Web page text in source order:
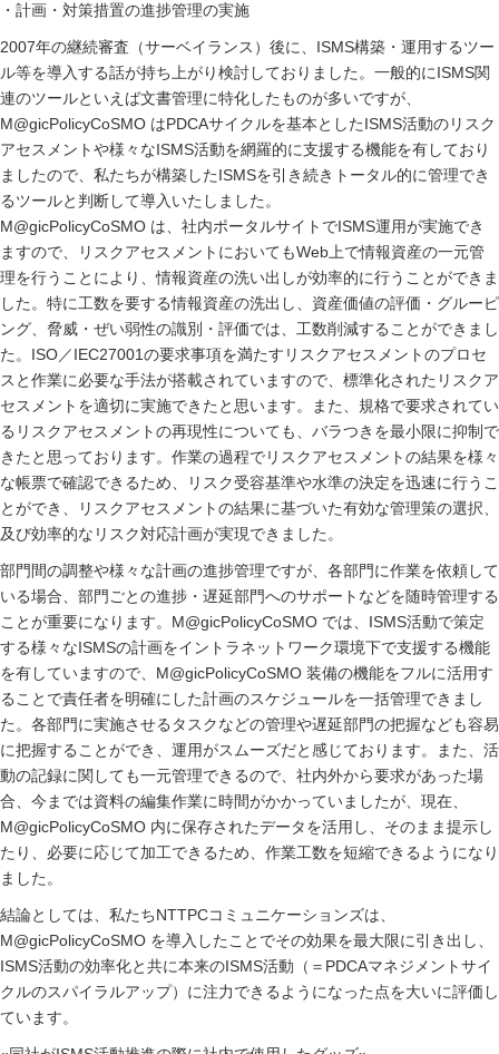
・計画・対策措置の進捗管理の実施
2007年の継続審査（サーベイランス）後に、ISMS構築・運用するツー
ル等を導入する話が持ち上がり検討しておりました。一般的にISMS関
連のツールといえば文書管理に特化したものが多いですが、
M@gicPolicyCoSMO はPDCAサイクルを基本としたISMS活動のリスク
アセスメントや様々なISMS活動を網羅的に支援する機能を有しており
ましたので、私たちが構築したISMSを引き続きトータル的に管理でき
るツールと判断して導入いたしました。
M@gicPolicyCoSMO は、社内ポータルサイトでISMS運用が実施でき
ますので、リスクアセスメントにおいてもWeb上で情報資産の一元管
理を行うことにより、情報資産の洗い出しが効率的に行うことができま
した。特に工数を要する情報資産の洗出し、資産価値の評価・グルーピ
ング、脅威・ぜい弱性の識別・評価では、工数削減することができまし
た。ISO／IEC27001の要求事項を満たすリスクアセスメントのプロセ
スと作業に必要な手法が搭載されていますので、標準化されたリスクア
セスメントを適切に実施できたと思います。また、規格で要求されてい
るリスクアセスメントの再現性についても、バラつきを最小限に抑制で
きたと思っております。作業の過程でリスクアセスメントの結果を様々
な帳票で確認できるため、リスク受容基準や水準の決定を迅速に行うこ
とができ、リスクアセスメントの結果に基づいた有効な管理策の選択、
及び効率的なリスク対応計画が実現できました。
部門間の調整や様々な計画の進捗管理ですが、各部門に作業を依頼して
いる場合、部門ごとの進捗・遅延部門へのサポートなどを随時管理する
ことが重要になります。M@gicPolicyCoSMO では、ISMS活動で策定
する様々なISMSの計画をイントラネットワーク環境下で支援する機能
を有していますので、M@gicPolicyCoSMO 装備の機能をフルに活用す
ることで責任者を明確にした計画のスケジュールを一括管理できまし
た。各部門に実施させるタスクなどの管理や遅延部門の把握なども容易
に把握することができ、運用がスムーズだと感じております。また、活
動の記録に関しても一元管理できるので、社内外から要求があった場
合、今までは資料の編集作業に時間がかかっていましたが、現在、
M@gicPolicyCoSMO 内に保存されたデータを活用し、そのまま提示し
たり、必要に応じて加工できるため、作業工数を短縮できるようになり
ました。
結論としては、私たちNTTPCコミュニケーションズは、
M@gicPolicyCoSMO を導入したことでその効果を最大限に引き出し、
ISMS活動の効率化と共に本来のISMS活動（＝PDCAマネジメントサイ
クルのスパイラルアップ）に注力できるようになった点を大いに評価し
ています。